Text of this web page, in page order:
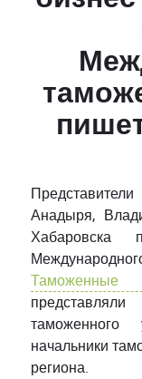
Анадыря,
Хабаровска
Таможенные
таможенного
начальники
региона.